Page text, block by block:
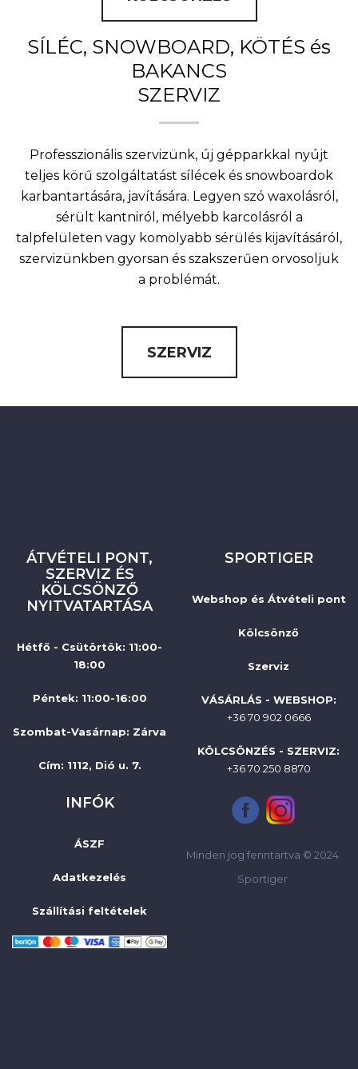
SÍLÉC, SNOWBOARD, KÖTÉS és
BAKANCS
SZERVIZ
Professzionális szervizünk, új gépparkkal nyújt
teljes körű szolgáltatást sílécek és snowboardok
karbantartására, javítására. Legyen szó waxolásról,
sérült kantniról, mélyebb karcolásról a
talpfelületen vagy komolyabb sérülés kijavításáról,
szervizünkben gyorsan és szakszerűen orvosoljuk
a problémát.
SZERVIZ
ÁTVÉTELI PONT,
SZERVIZ ÉS
KÖLCSÖNZŐ
NYITVATARTÁSA
Hétfő - Csütörtök: 11:00-
18:00
Péntek: 11:00-16:00
Szombat-Vasárnap: Zárva
Cím: 1112, Dió u. 7.
SPORTIGER
Webshop és Átvételi pont
Kölcsönző
Szerviz
VÁSÁRLÁS - WEBSHOP:
+36 70 902 0666
KÖLCSÖNZÉS - SZERVIZ:
+36 70 250 8870
INFÓK
ÁSZF
Adatkezelés
Szállítási feltételek
Minden jog fenntartva © 2024
Sportiger